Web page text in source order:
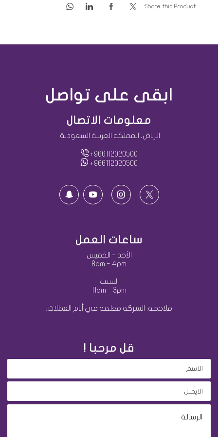
Share this Product:
ابقى على تواصل
معلومات الاتصال
الرياض، المملكة العربية السعودية.
+966112020500
+966112020500
ساعات العمل
الأحد - الخميس
8am - 4pm
السبت
11am - 3pm
ملاحظة: الشركة مغلقة في أيام العطلات.
قل مرحبا !